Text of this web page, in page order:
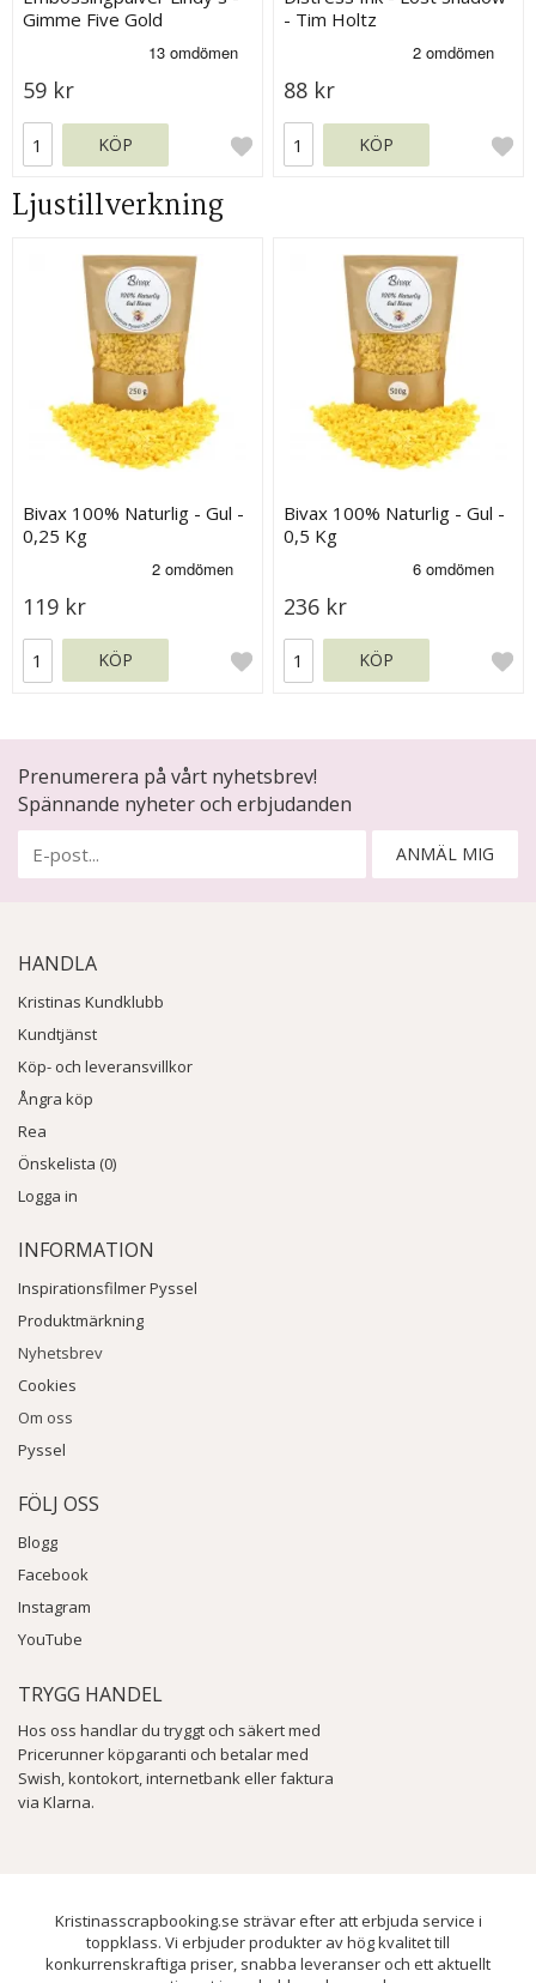
Gimme Five Gold
59 kr
KÖP
- Tim Holtz
88 kr
KÖP
Ljustillverkning
Bivax 100% Naturlig - Gul -
0,25 Kg
119 kr
KÖP
Bivax 100% Naturlig - Gul -
0,5 Kg
236 kr
KÖP
Prenumerera på vårt nyhetsbrev!
Spännande nyheter och erbjudanden
ANMÄL MIG
HANDLA
Kristinas Kundklubb
Kundtjänst
Köp- och leveransvillkor
Ångra köp
Rea
Önskelista (0)
Logga in
INFORMATION
Inspirationsfilmer Pyssel
Produktmärkning
Nyhetsbrev
Cookies
Om oss
Pyssel
FÖLJ OSS
Blogg
Facebook
Instagram
YouTube
TRYGG HANDEL
Hos oss handlar du tryggt och säkert med
Pricerunner köpgaranti och betalar med
Swish, kontokort, internetbank eller faktura
via Klarna.
Kristinasscrapbooking.se strävar efter att erbjuda service i
toppklass. Vi erbjuder produkter av hög kvalitet till
konkurrenskraftiga priser, snabba leveranser och ett aktuellt